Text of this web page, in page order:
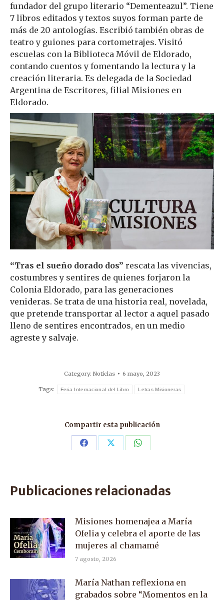
fundador del grupo literario “Dementeazul”. Tiene
7 libros editados y textos suyos forman parte de
más de 20 antologías. Escribió también obras de
teatro y guiones para cortometrajes. Visitó
escuelas con la Biblioteca Móvil de Eldorado,
contando cuentos y fomentando la lectura y la
creación literaria. Es delegada de la Sociedad
Argentina de Escritores, filial Misiones en
Eldorado.
“Tras el sueño dorado dos” rescata las vivencias,
costumbres y sentires de quienes forjaron la
Colonia Eldorado, para las generaciones
venideras. Se trata de una historia real, novelada,
que pretende transportar al lector a aquel pasado
lleno de sentires encontrados, en un medio
agreste y salvaje.
Category: Noticias 6 mayo, 2023
Tags: Feria Internacional del Libro Letras Misioneras
Compartir esta publicación
Share Share Share
Publicaciones relacionadas
Misiones homenajea a María
Ofelia y celebra el aporte de las
mujeres al chamamé
7 agosto, 2026
María Nathan reflexiona en
grabados sobre “Momentos en la